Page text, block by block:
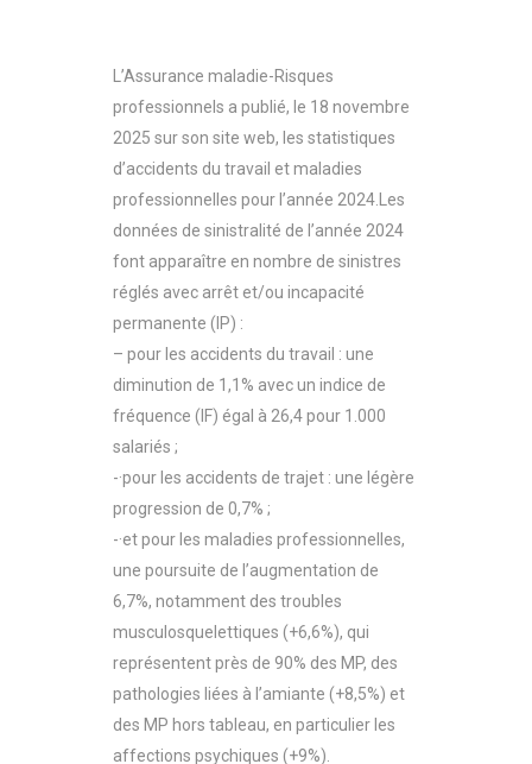
L’Assurance maladie-Risques
professionnels a publié, le 18 novembre
2025 sur son site web, les statistiques
d’accidents du travail et maladies
professionnelles pour l’année 2024.Les
données de sinistralité de l’année 2024
font apparaître en nombre de sinistres
réglés avec arrêt et/ou incapacité
permanente (IP) :
– pour les accidents du travail : une
diminution de 1,1% avec un indice de
fréquence (IF) égal à 26,4 pour 1.000
salariés ;
-·pour les accidents de trajet : une légère
progression de 0,7% ;
-·et pour les maladies professionnelles,
une poursuite de l’augmentation de
6,7%, notamment des troubles
musculosquelettiques (+6,6%), qui
représentent près de 90% des MP, des
pathologies liées à l’amiante (+8,5%) et
des MP hors tableau, en particulier les
affections psychiques (+9%).